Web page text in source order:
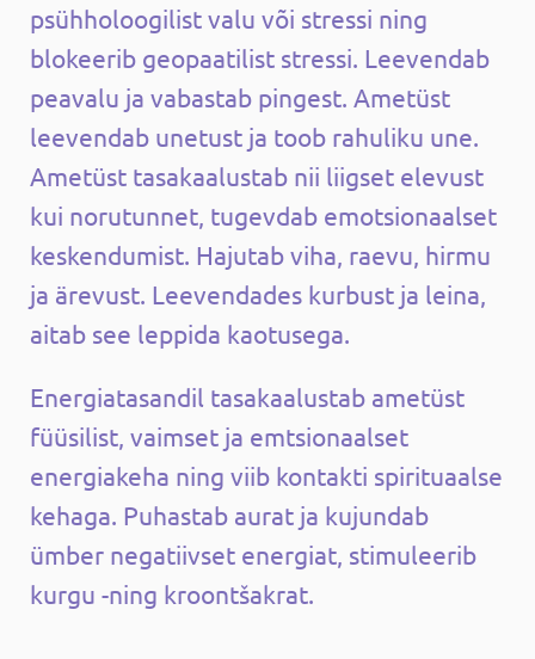
psühholoogilist valu või stressi ning
blokeerib geopaatilist stressi. Leevendab
peavalu ja vabastab pingest. Ametüst
leevendab unetust ja toob rahuliku une.
Ametüst tasakaalustab nii liigset elevust
kui norutunnet, tugevdab emotsionaalset
keskendumist. Hajutab viha, raevu, hirmu
ja ärevust. Leevendades kurbust ja leina,
aitab see leppida kaotusega.
Energiatasandil tasakaalustab ametüst
füüsilist, vaimset ja emtsionaalset
energiakeha ning viib kontakti spirituaalse
kehaga. Puhastab aurat ja kujundab
ümber negatiivset energiat, stimuleerib
kurgu -ning kroontšakrat.